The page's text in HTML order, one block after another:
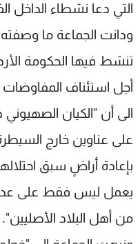
التي دعا نشطاء الداخل
ودانت الجماعة ما وصفته
تنشط فيها الحكومة
أجل استئناف المفاوضات
الى أن "الكيان
على عناوين خارج
بإعادة أراضٍ سبق
يعمل ليس فقط على
من أهل البلاد الأصليين".